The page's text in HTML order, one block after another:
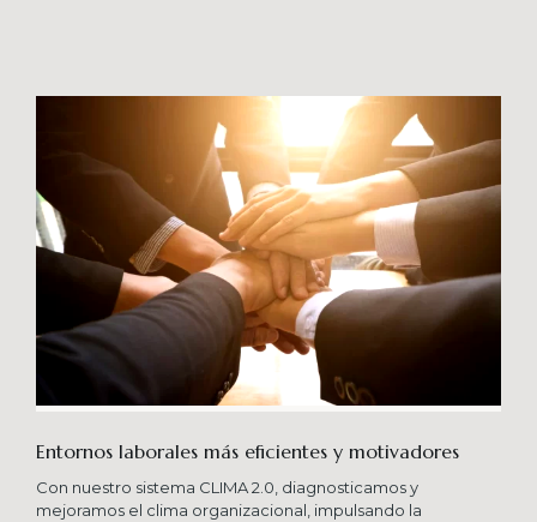
Entornos laborales más eficientes y motivadores
Con nuestro sistema CLIMA 2.0, diagnosticamos y
mejoramos el clima organizacional, impulsando la